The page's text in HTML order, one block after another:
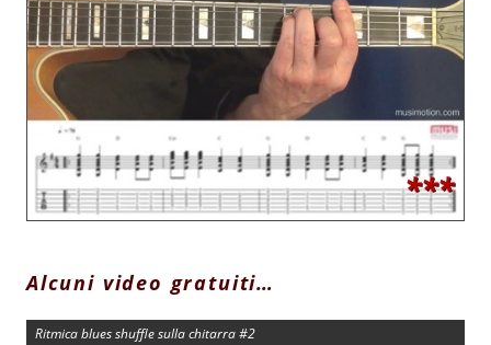
***
Alcuni video gratuiti…
Ritmica blues shuffle sulla chitarra #2